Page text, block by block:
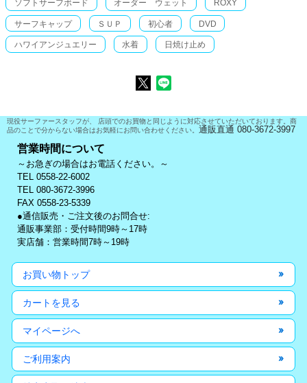
ソフトサーフボード オーダー ウェット ROXY
サーフキャップ ＳＵＰ 初心者 DVD
ハワイアンジュエリー 水着 日焼け止め
現役サーファースタッフが、 店頭でのお買物と同じように対応させていただいております。商
品のことで分からない場合はお気軽にお問い合わせください。 通販直通 080-3672-3997
営業時間について
～お急ぎの場合はお電話ください。～
TEL 0558-22-6002
TEL 080-3672-3996
FAX 0558-23-5339
●通信販売・ご注文後のお問合せ:
通販事業部：受付時間9時～17時
実店舗：営業時間7時～19時
お買い物トップ
カートを見る
マイページへ
ご利用案内